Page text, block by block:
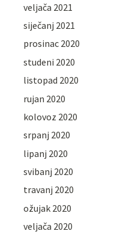
veljača 2021
siječanj 2021
prosinac 2020
studeni 2020
listopad 2020
rujan 2020
kolovoz 2020
srpanj 2020
lipanj 2020
svibanj 2020
travanj 2020
ožujak 2020
veljača 2020